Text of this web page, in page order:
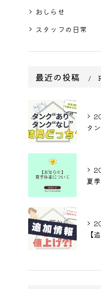
おしらせ
スタッフの日常
最近の投稿
夏